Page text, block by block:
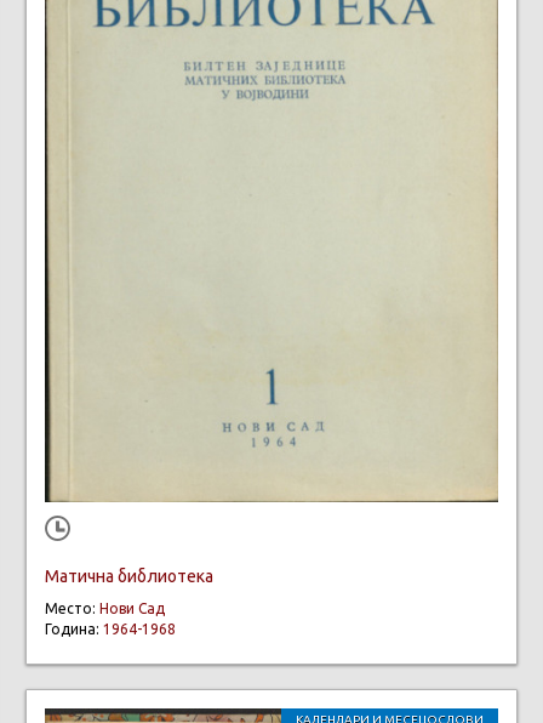
Матична библиотека
Место: Нови Сад
Година: 1964-1968
КАЛЕНДАРИ И МЕСЕЦОСЛОВИ